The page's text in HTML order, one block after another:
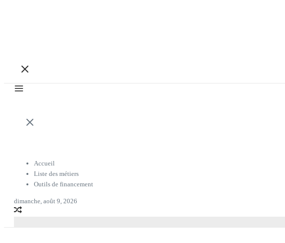
Accueil
Liste des métiers
Outils de financement
dimanche, août 9, 2026